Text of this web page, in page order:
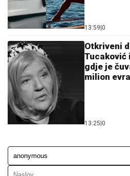
13:59|0
Otkriveni
gdje je
milion evra
13:25|0